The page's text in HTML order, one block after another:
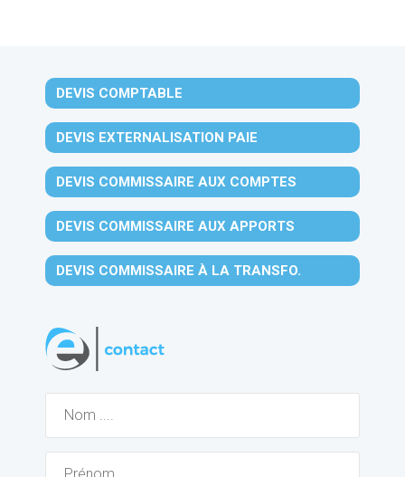
DEVIS COMPTABLE
DEVIS EXTERNALISATION PAIE
DEVIS COMMISSAIRE AUX COMPTES
DEVIS COMMISSAIRE AUX APPORTS
DEVIS COMMISSAIRE À LA TRANSFO.